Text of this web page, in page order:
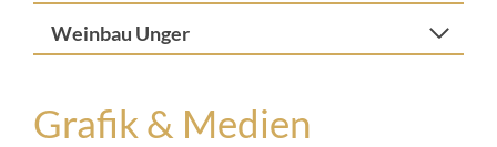
Weinbau Unger
Grafik & Medien